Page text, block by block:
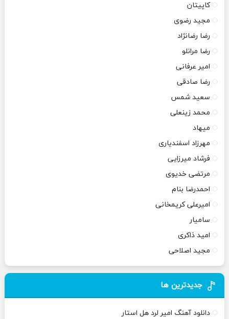
کاپیتان
مجید رضوی
رضا رضانژاد
رضا مرانلو
امیر عرفانی
رضا صادقی
سعید شمس
محمد زینعلی
میهاد
مهرزاد اسفندیاری
فرشاد میرزایی
مرتضی خدیوی
احمدرضا بنام
امیرعلی کریمخانی
سامیار
امید ذاکری
مجید اصلاحی
جدیدترین ها
دانلود آهنگ امیر لرد هل استار